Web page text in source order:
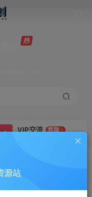
VIP交流
群聊
研究探讨更多创业项目路子。
招募站长
源站